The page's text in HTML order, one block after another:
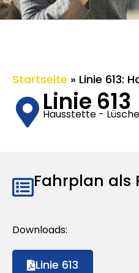
Startseite » Linie 613:
Linie 613
Hausstette - Lüsche
Fahrplan als
Downloads:
Linie 613